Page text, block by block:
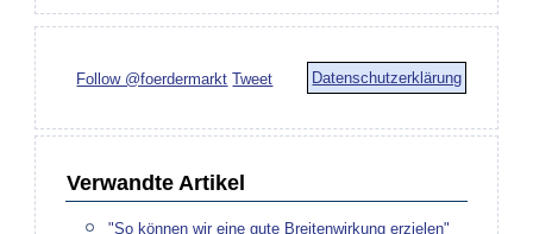
Follow @foerdermarkt Tweet Datenschutzerklärung
Verwandte Artikel
"So können wir eine gute Breitenwirkung erzielen"